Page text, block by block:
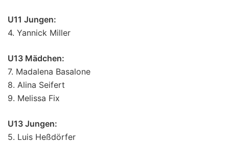
U11 Jungen:
4. Yannick Miller
U13 Mädchen:
7. Madalena Basalone
8. Alina Seifert
9. Melissa Fix
U13 Jungen:
5. Luis Heßdörfer